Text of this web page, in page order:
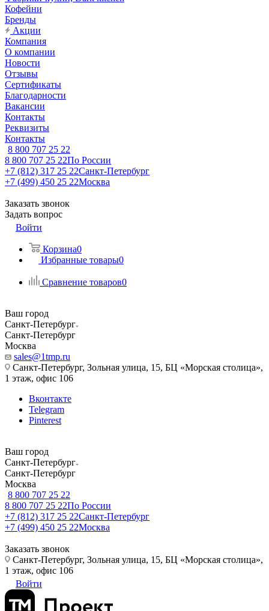
Кофейни
Бренды
Акции
Компания
О компании
Новости
Отзывы
Сертификаты
Благодарности
Вакансии
Контакты
Реквизиты
Контакты
8 800 707 25 22
8 800 707 25 22По России
+7 (812) 317 25 22Санкт-Петербург
+7 (499) 450 25 22Москва
Заказать звонок
Задать вопрос
Войти
Корзина0
Избранные товары0
Сравнение товаров0
Ваш город
Санкт-Петербург
Санкт-Петербург
Москва
sales@1tmp.ru
Санкт-Петербург, Зольная улица, 15, БЦ «Морская столица»,
1 этаж, офис 106
Вконтакте
Telegram
Pinterest
Ваш город
Санкт-Петербург
Санкт-Петербург
Москва
8 800 707 25 22
8 800 707 25 22По России
+7 (812) 317 25 22Санкт-Петербург
+7 (499) 450 25 22Москва
Заказать звонок
Санкт-Петербург, Зольная улица, 15, БЦ «Морская столица»,
1 этаж, офис 106
Войти